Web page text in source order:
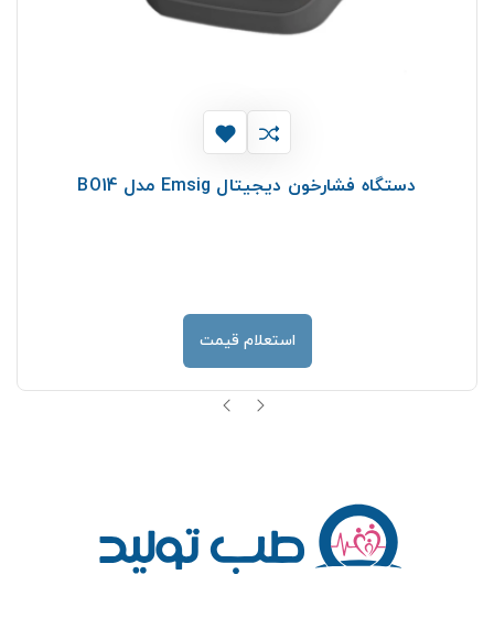
دستگاه فشارخون دیجیتال Emsig مدل BO14
استعلام قیمت